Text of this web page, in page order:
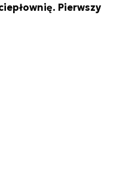
Pierwszy